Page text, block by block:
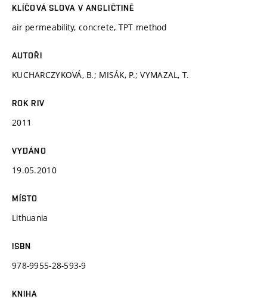
KLÍČOVÁ SLOVA V ANGLIČTINĚ
air permeability, concrete, TPT method
AUTOŘI
KUCHARCZYKOVÁ, B.; MISÁK, P.; VYMAZAL, T.
ROK RIV
2011
VYDÁNO
19.05.2010
MÍSTO
Lithuania
ISBN
978-9955-28-593-9
KNIHA